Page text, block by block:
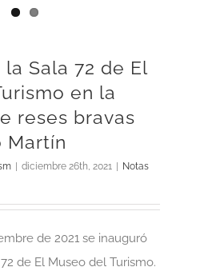
Sala 72 de El
en la
reses bravas
Martín
diciembre 26th, 2021
Notas
de 2021 se inauguró
de El Museo del Turismo.